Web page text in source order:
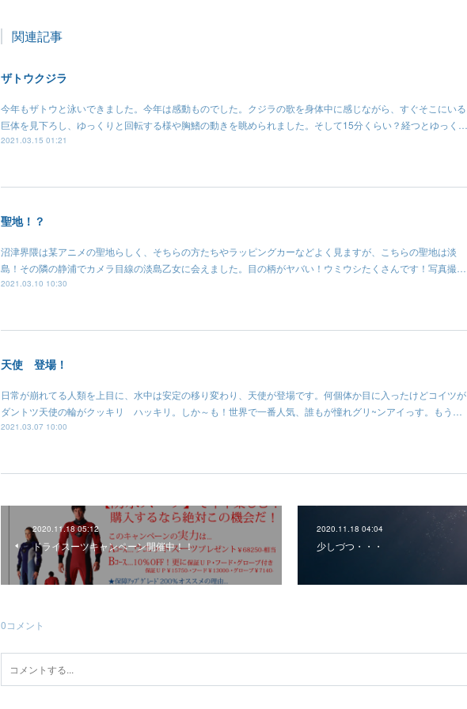
関連記事
ザトウクジラ
今年もザトウと泳いできました。今年は感動ものでした。クジラの歌を身体中に感じながら、すぐそこにいる
巨体を見下ろし、ゆっくりと回転する様や胸鰭の動きを眺められました。そして15分くらい？経つとゆっく…
2021.03.15 01:21
聖地！？
沼津界隈は某アニメの聖地らしく、そちらの方たちやラッピングカーなどよく見ますが、こちらの聖地は淡
島！その隣の静浦でカメラ目線の淡島乙女に会えました。目の柄がヤバい！ウミウシたくさんです！写真撮…
2021.03.10 10:30
天使 登場！
日常が崩れてる人類を上目に、水中は安定の移り変わり、天使が登場です。何個体か目に入ったけどコイツが
ダントツ天使の輪がクッキリ ハッキリ。しか～も！世界で一番人気、誰もが憧れグリ~ンアイっす。もう…
2021.03.07 10:00
2020.11.18 05:12
ドライスーツキャンペーン開催中！！
2020.11.18 04:04
少しづつ・・・
0コメント